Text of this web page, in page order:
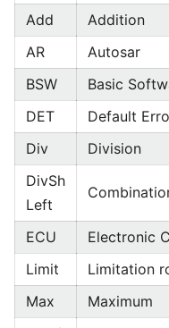
Add
Addition
AR
Autosar
BSW
Basic
DET
Default
Div
Division
DivSh
Left
ECU
Electronic
Limit
Limitation
Max
Maximum